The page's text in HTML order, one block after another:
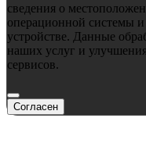
сведения о
операционной системы и
устройстве. Данные
наших услуг и
сервисов.
Согласен